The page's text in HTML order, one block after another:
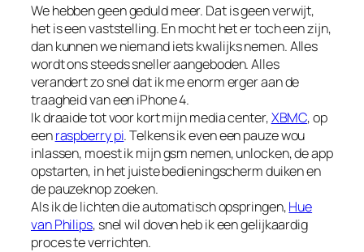
We hebben geen geduld meer. Dat is geen verwijt,
het is een vaststelling. En mocht het er toch een zijn,
dan kunnen we niemand iets kwalijks nemen. Alles
wordt ons steeds sneller aangeboden. Alles
verandert zo snel dat ik me enorm erger aan de
traagheid van een iPhone 4.
Ik draaide tot voor kort mijn media center,XBMC, op
eenraspberry pi. Telkens ik even een pauze wou
inlassen, moest ik mijn gsm nemen, unlocken, de app
opstarten, in het juiste bedieningscherm duiken en
de pauzeknop zoeken.
Als ik de lichten die automatisch opspringen,Hue
van Philips, snel wil doven heb ik een gelijkaardig
proces te verrichten.